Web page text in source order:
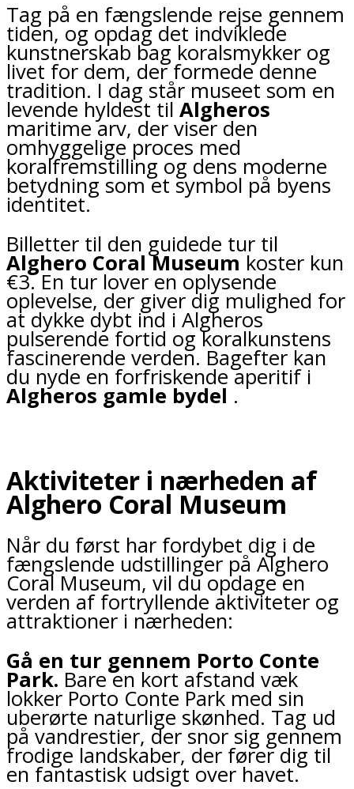
Tag på en fængslende rejse gennem
tiden, og opdag det indviklede
kunstnerskab bag koralsmykker og
livet for dem, der formede denne
tradition. I dag står museet som en
levende hyldest til Algheros
maritime arv, der viser den
omhyggelige proces med
koralfremstilling og dens moderne
betydning som et symbol på byens
identitet.
Billetter til den guidede tur til
Alghero Coral Museum koster kun
€3. En tur lover en oplysende
oplevelse, der giver dig mulighed for
at dykke dybt ind i Algheros
pulserende fortid og koralkunstens
fascinerende verden. Bagefter kan
du nyde en forfriskende aperitif i
Algheros gamle bydel .
Aktiviteter i nærheden af
Alghero Coral Museum
Når du først har fordybet dig i de
fængslende udstillinger på Alghero
Coral Museum, vil du opdage en
verden af fortryllende aktiviteter og
attraktioner i nærheden:
Gå en tur gennem Porto Conte
Park. Bare en kort afstand væk
lokker Porto Conte Park med sin
uberørte naturlige skønhed. Tag ud
på vandrestier, der snor sig gennem
frodige landskaber, der fører dig til
en fantastisk udsigt over havet.